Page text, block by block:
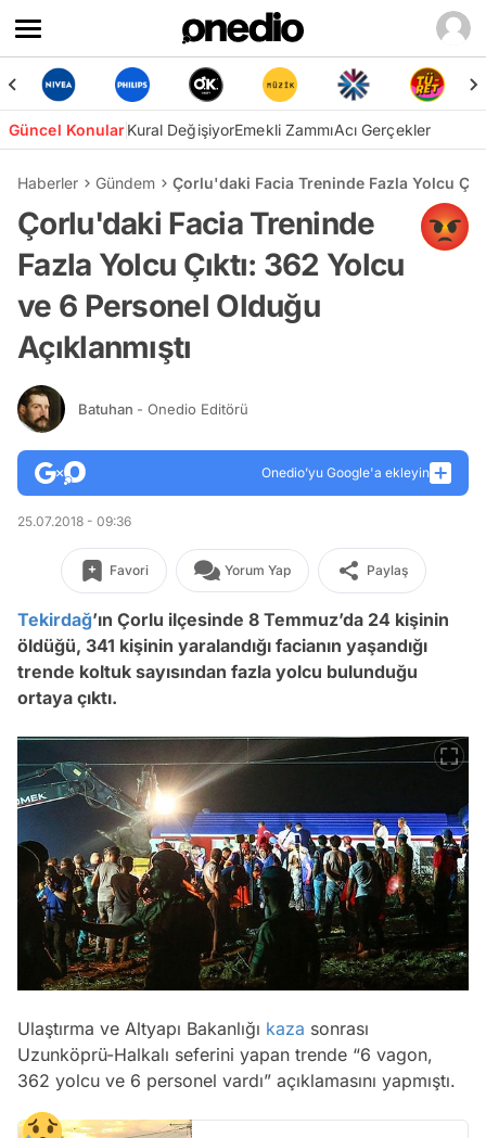
Güncel KonularKural DeğişiyorEmekli ZammıAcı Gerçekler
Haberler Gündem Çorlu'daki Facia Treninde Fazla Yolcu
Çorlu'daki Facia Treninde
Fazla Yolcu Çıktı: 362 Yolcu
ve 6 Personel Olduğu
Açıklanmıştı
Batuhan - Onedio Editörü
Onedio’yu Google'a ekleyin
25.07.2018 - 09:36
Favori Yorum Yap Paylaş
Tekirdağ’ın Çorlu ilçesinde 8 Temmuz’da 24 kişinin
öldüğü, 341 kişinin yaralandığı facianın yaşandığı
trende koltuk sayısından fazla yolcu bulunduğu
ortaya çıktı.
Ulaştırma ve Altyapı Bakanlığı kaza sonrası
Uzunköprü-Halkalı seferini yapan trende “6 vagon,
362 yolcu ve 6 personel vardı” açıklamasını yapmıştı.